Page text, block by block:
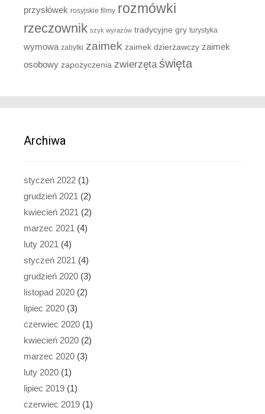
przysłówek rosyjskie filmy rozmówki
rzeczownik szyk wyrazów tradycyjne gry turystyka
wymowa zabytki zaimek zaimek dzierżawczy zaimek
osobowy zapożyczenia zwierzęta święta
Archiwa
styczeń 2022 (1)
grudzień 2021 (2)
kwiecień 2021 (2)
marzec 2021 (4)
luty 2021 (4)
styczeń 2021 (4)
grudzień 2020 (3)
listopad 2020 (2)
lipiec 2020 (3)
czerwiec 2020 (1)
kwiecień 2020 (2)
marzec 2020 (3)
luty 2020 (1)
lipiec 2019 (1)
czerwiec 2019 (1)